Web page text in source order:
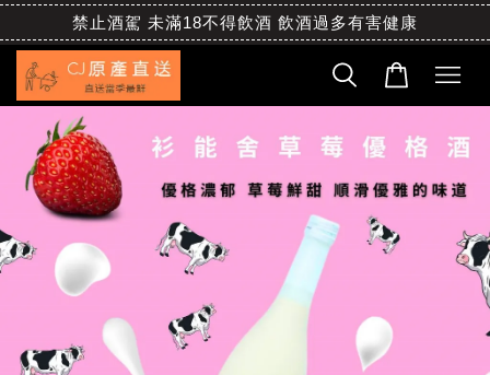
禁止酒駕 未滿18不得飲酒 飲酒過多有害健康